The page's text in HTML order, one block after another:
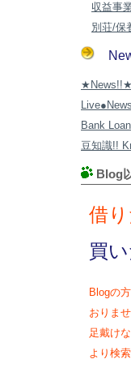
収益事
別荘/保
★News!!★
Live●News
Bank Loan
豆知識!!
Blog
借
買
Blogの
おりま
足戴け
より検